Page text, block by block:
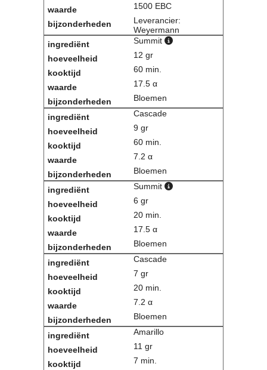
1500 EBC
Leverancier:
Weyermann
Summit
12 gr
60 min.
17.5 α
Bloemen
Cascade
9 gr
60 min.
7.2 α
Bloemen
Summit
6 gr
20 min.
17.5 α
Bloemen
Cascade
7 gr
20 min.
7.2 α
Bloemen
Amarillo
11 gr
7 min.
Contact
Bericht
Locatie
Lid worden
Brouwcursus
Media
Artikelen
Foto's
Links
Nieuwsflitsen
Sponsoren
Inloggen